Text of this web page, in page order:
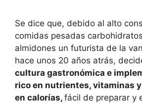
Se dice que, debido al alto
comidas pesadas
almidones un futurista de la
hace unos 20 años atrás,
cultura gastronómica e
rico en nutrientes, vitaminas
en calorías, fácil de preparar y